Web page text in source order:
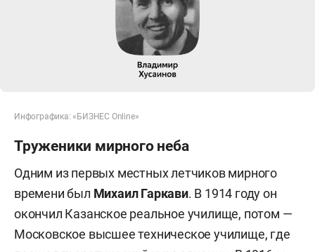
Инфографика: «БИЗНЕС Online»
Труженики мирного неба
Одним из первых местных летчиков мирного
времени был Михаил Гаркави. В 1914 году он
окончил Казанское реальное училище, потом —
Московское высшее техническое училище, где